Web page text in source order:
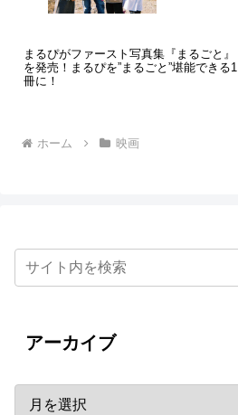
まるぴがファースト写真集『まるごと』
を発売！まるぴを”まるごと”堪能できる1
冊に！
ホーム 映画
アーカイブ